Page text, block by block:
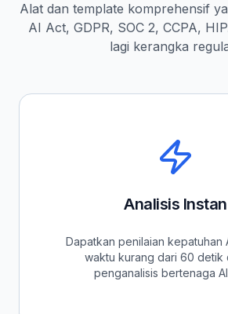
Alat dan template komprehensif
AI Act, GDPR, SOC 2, CCPA,
lagi kerangka
Analisis Instan
Dapatkan penilaian kepatuhan
waktu kurang dari 60 detik
penganalisis bertenaga